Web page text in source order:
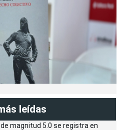
leídas
magnitud 5.0 se registra en